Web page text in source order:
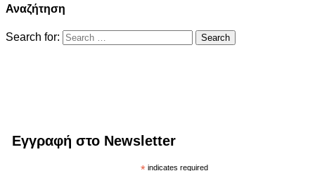
Αναζήτηση
Search for:
Εγγραφή στο Newsletter
indicates required